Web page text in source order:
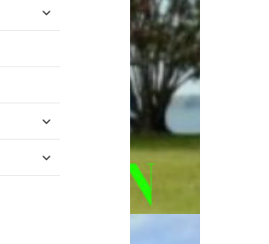
ouvrir
ouvrir
sous-
ouvrir